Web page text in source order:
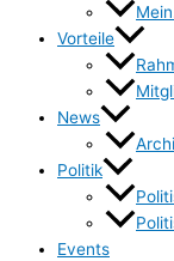
Vorteile
News
Politik
Events